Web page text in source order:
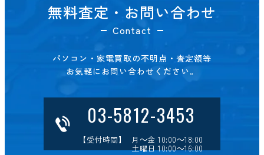
無料査定・お問い合わせ
Contact
パソコン・家電買取の不明点・査定額等
お気軽にお問い合わせください。
03-5812-3453
【受付時間】 月～金 10:00～18:00
土曜日 10:00～16:00